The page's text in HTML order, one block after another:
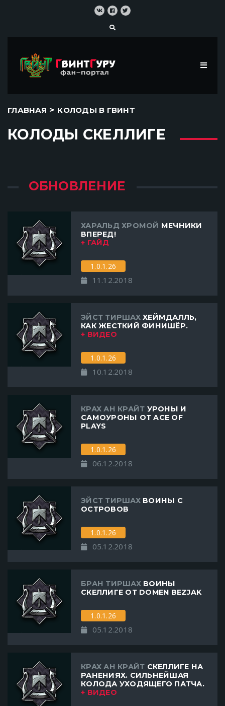
ГЛАВНАЯ > КОЛОДЫ В ГВИНТ
КОЛОДЫ СКЕЛЛИГЕ
ОБНОВЛЕНИЕ
ХАРАЛЬД ХРОМОЙ МЕЧНИКИ
ВПЕРЕД!
+ ГАЙД
1.0.1.26
11.12.2018
ЭЙСТ ТИРШАХХЕЙМДАЛЛЬ,
КАК ЖЕСТКИЙ ФИНИШЁР.
+ ВИДЕО
1.0.1.26
10.12.2018
КРАХ АН КРАЙТ УРОНЫ И
САМОУРОНЫ ОТ ACE OF
PLAYS
1.0.1.26
06.12.2018
ЭЙСТ ТИРШАХВОИНЫ С
ОСТРОВОВ
1.0.1.26
05.12.2018
БРАН ТИРШАХВОИНЫ
СКЕЛЛИГЕ ОТ DOMEN BEZJAK
1.0.1.26
05.12.2018
КРАХ АН КРАЙТ СКЕЛЛИГЕ НА
РАНЕНИЯХ. СИЛЬНЕЙШАЯ
КОЛОДА УХОДЯЩЕГО ПАТЧА.
+ ВИДЕО